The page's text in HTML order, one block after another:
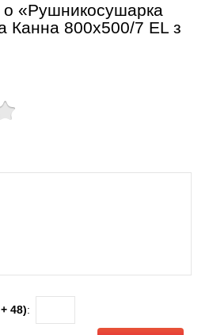
о «Рушникосушарка
Канна 800х500/7 EL з
48):